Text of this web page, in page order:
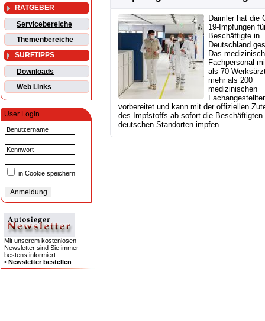
RATGEBER
Servicebereiche
Themenbereiche
SURFTIPPS
Downloads
Web Links
User Login
Benutzername
Kennwort
in Cookie speichern
Mit unserem kostenlosen
Newsletter sind Sie immer
bestens informiert.
• Newsletter bestellen
Daimler hat die
19-Impfungen
Beschäftigte in
Deutschland
Das
Fachpersonal
als 70
mehr als 200
medizinischen
vorbereitet und kann mit der offiziellen
des Impfstoffs ab sofort die Beschäftigten
deutschen Standorten impfen....